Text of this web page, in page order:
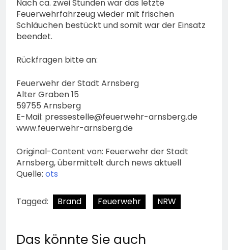
Nach ca. zwei Stunden war das letzte
Feuerwehrfahrzeug wieder mit frischen
Schläuchen bestückt und somit war der Einsatz
beendet.
Rückfragen bitte an:
Feuerwehr der Stadt Arnsberg
Alter Graben 15
59755 Arnsberg
E-Mail: pressestelle@feuerwehr-arnsberg.de
www.feuerwehr-arnsberg.de
Original-Content von: Feuerwehr der Stadt
Arnsberg, übermittelt durch news aktuell
Quelle: ots
Tagged: Brand Feuerwehr NRW
Das könnte Sie auch